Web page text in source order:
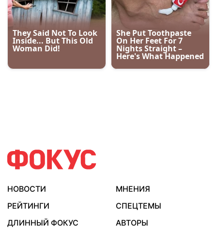
НОВОСТИ
МНЕНИЯ
РЕЙТИНГИ
СПЕЦТЕМЫ
ДЛИННЫЙ ФОКУС
АВТОРЫ